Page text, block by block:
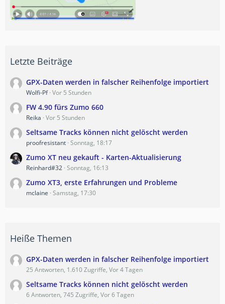
Letzte Beiträge
GPX-Daten werden in falscher Reihenfolge importiert
Wolfi-Pf Vor 5 Stunden
FW 4.90 fürs Zumo 660
Reika Vor 5 Stunden
Seltsame Tracks können nicht gelöscht werden
proofresistant Sonntag, 18:17
Zumo XT neu gekauft - Karten-Aktualisierung
Reinhard#32 Sonntag, 16:13
Zumo XT3, erste Erfahrungen und Probleme
mclaine Samstag, 17:30
Heiße Themen
GPX-Daten werden in falscher Reihenfolge importiert
25 Antworten, 1.610 Zugriffe, Vor 4 Tagen
Seltsame Tracks können nicht gelöscht werden
6 Antworten, 745 Zugriffe, Vor 6 Tagen